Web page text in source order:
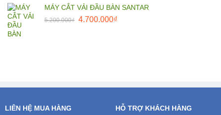
MÁY CẮT VẢI ĐẦU BÀN SANTAR
5.200.000₫ Giá
4.700.000₫Giá
LIÊN HỆ MUA HÀNG
HỖ TRỢ KHÁCH HÀNG